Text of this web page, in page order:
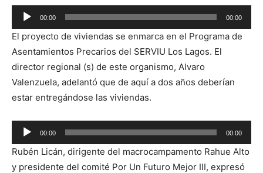
Reproductor
de
audio
00:00 00:00
El proyecto de viviendas se enmarca en el Programa de
Asentamientos Precarios del SERVIU Los Lagos. El
director regional (s) de este organismo, Alvaro
Valenzuela, adelantó que de aquí a dos años deberían
estar entregándose las viviendas.
Reproductor
de
audio
00:00 00:00
Rubén Licán, dirigente del macrocampamento Rahue Alto
y presidente del comité Por Un Futuro Mejor III, expresó